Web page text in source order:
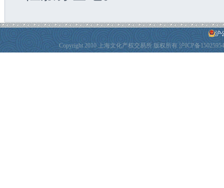
沪
Copyright 2010 上海文化产权交易所 版权所有沪ICP备